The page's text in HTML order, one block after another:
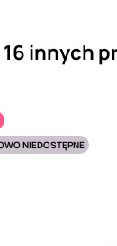
16 innych
NIEDOSTĘPNE